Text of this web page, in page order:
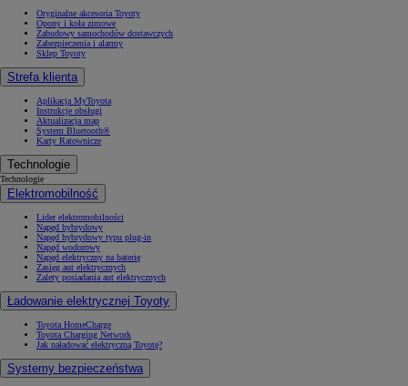
Oryginalne akcesoria Toyoty
Opony i koła zimowe
Zabudowy samochodów dostawczych
Zabezpieczenia i alarmy
Sklep Toyoty
Strefa klienta
Aplikacja MyToyota
Instrukcje obsługi
Aktualizacja map
System Bluetooth®
Karty Ratownicze
Technologie
Technologie
Elektromobilność
Lider elektromobilności
Napęd hybrydowy
Napęd hybrydowy typu plug-in
Napęd wodorowy
Napęd elektryczny na baterię
Zasięg aut elektrycznych
Zalety posiadania aut elektrycznych
Ładowanie elektrycznej Toyoty
Toyota HomeCharge
Toyota Charging Network
Jak naładować elektryczną Toyotę?
Systemy bezpieczeństwa